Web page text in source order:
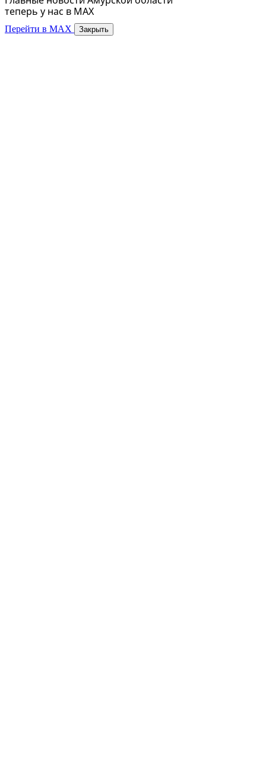
теперь у нас в MAX
Перейти в MAX Закрыть